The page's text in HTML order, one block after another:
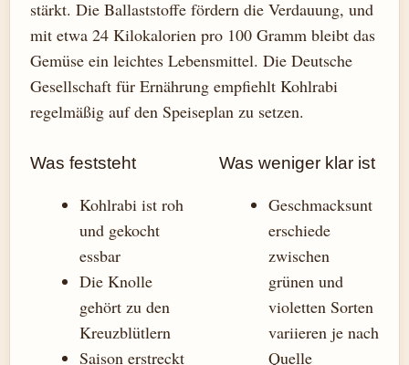
stärkt. Die Ballaststoffe fördern die Verdauung, und
mit etwa 24 Kilokalorien pro 100 Gramm bleibt das
Gemüse ein leichtes Lebensmittel. Die Deutsche
Gesellschaft für Ernährung empfiehlt Kohlrabi
regelmäßig auf den Speiseplan zu setzen.
Was feststeht
Kohlrabi ist roh
und gekocht
essbar
Die Knolle
gehört zu den
Kreuzblütlern
Saison erstreckt
Was weniger klar ist
Geschmacksunt
erschiede
zwischen
grünen und
violetten Sorten
variieren je nach
Quelle